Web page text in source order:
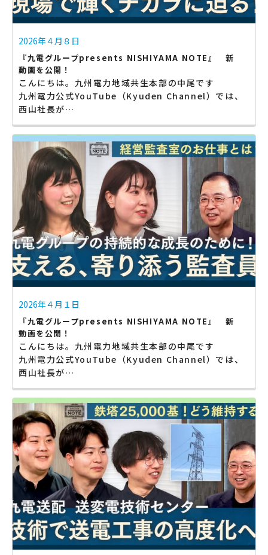
2026年４月８日
『九電グループpresents NISHIYAMA NOTE』 新
動画を公開！
こんにちは。九州電力地域共生本部の中尾です
九州電力公式YouTube（Kyuden Channel）では、
西山社長が…
2026年４月１日
『九電グループpresents NISHIYAMA NOTE』 新
動画を公開！
こんにちは。九州電力地域共生本部の中尾です
九州電力公式YouTube（Kyuden Channel）では、
西山社長が…